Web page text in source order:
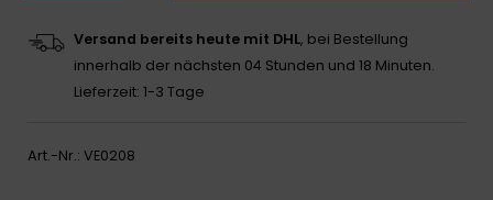
Versand bereits heute mit DHL, bei Bestellung
innerhalb der nächsten 04 Stunden und 18 Minuten.
Lieferzeit: 1-3 Tage
Art.-Nr.: VE0208